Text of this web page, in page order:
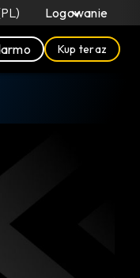
Logowanie
Kup teraz